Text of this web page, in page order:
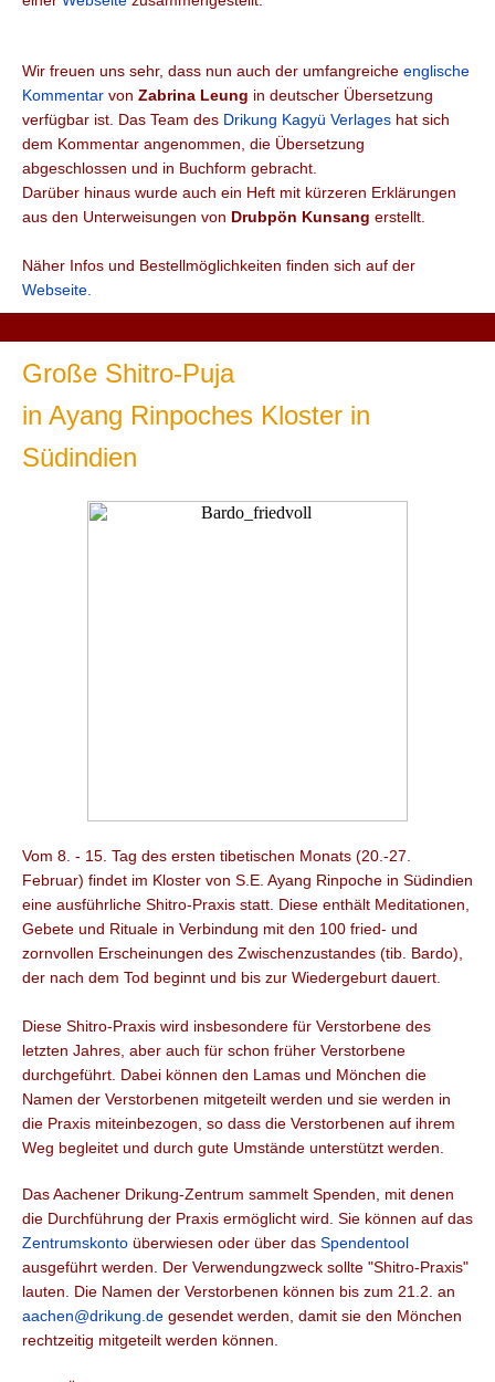
Wir freuen uns sehr, dass nun auch der umfangreiche englische
Kommentar von Zabrina Leung in deutscher Übersetzung
verfügbar ist. Das Team des Drikung Kagyü Verlages hat sich
dem Kommentar angenommen, die Übersetzung
abgeschlossen und in Buchform gebracht.
Darüber hinaus wurde auch ein Heft mit kürzeren Erklärungen
aus den Unterweisungen von Drubpön Kunsang erstellt.
Näher Infos und Bestellmöglichkeiten finden sich auf der
Webseite.
Große Shitro-Puja
in Ayang Rinpoches Kloster in
Südindien
Vom 8. - 15. Tag des ersten tibetischen Monats (20.-27.
Februar) findet im Kloster von S.E. Ayang Rinpoche in Südindien
eine ausführliche Shitro-Praxis statt. Diese enthält Meditationen,
Gebete und Rituale in Verbindung mit den 100 fried- und
zornvollen Erscheinungen des Zwischenzustandes (tib. Bardo),
der nach dem Tod beginnt und bis zur Wiedergeburt dauert.
Diese Shitro-Praxis wird insbesondere für Verstorbene des
letzten Jahres, aber auch für schon früher Verstorbene
durchgeführt. Dabei können den Lamas und Mönchen die
Namen der Verstorbenen mitgeteilt werden und sie werden in
die Praxis miteinbezogen, so dass die Verstorbenen auf ihrem
Weg begleitet und durch gute Umstände unterstützt werden.
Das Aachener Drikung-Zentrum sammelt Spenden, mit denen
die Durchführung der Praxis ermöglicht wird. Sie können auf das
Zentrumskonto überwiesen oder über das Spendentool
ausgeführt werden. Der Verwendungzweck sollte "Shitro-Praxis"
lauten. Die Namen der Verstorbenen können bis zum 21.2. an
aachen@drikung.de gesendet werden, damit sie den Mönchen
rechtzeitig mitgeteilt werden können.